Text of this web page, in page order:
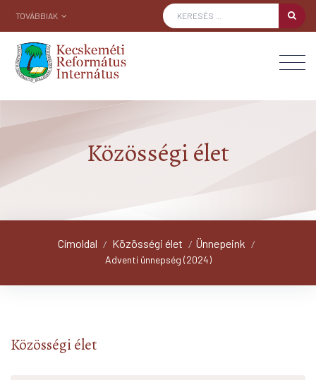
TOVÁBBIAK
Közösségi élet
Címoldal / Közösségi élet / Ünnepeink /
Adventi ünnepség (2024)
Közösségi élet